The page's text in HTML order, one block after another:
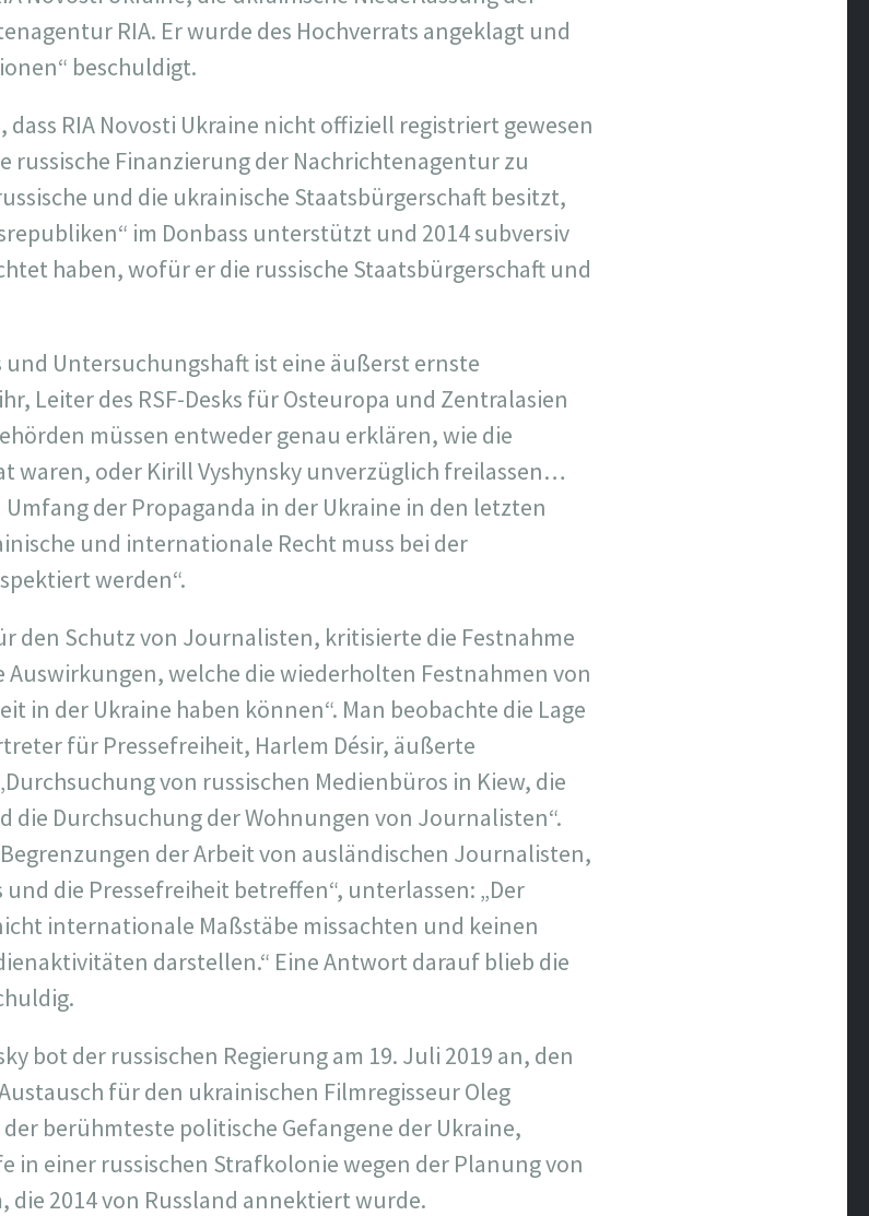
RIA. Er wurde des Hochverrats angeklagt und
beschuldigt.
RIA Novosti Ukraine nicht offiziell registriert gewesen
russische Finanzierung der Nachrichtenagentur zu
und die ukrainische Staatsbürgerschaft besitzt,
im Donbass unterstützt und 2014 subversiv
haben, wofür er die russische Staatsbürgerschaft und
und Untersuchungshaft ist eine äußerst ernste
Leiter des RSF-Desks für Osteuropa und Zentralasien
müssen entweder genau erklären, wie die
waren, oder Kirill Vyshynsky unverzüglich freilassen…
der Propaganda in der Ukraine in den letzten
und internationale Recht muss bei der
werden“.
den Schutz von Journalisten, kritisierte die Festnahme
Auswirkungen, welche die wiederholten Festnahmen von
in der Ukraine haben können“. Man beobachte die Lage
für Pressefreiheit, Harlem Désir, äußerte
von russischen Medienbüros in Kiew, die
die Durchsuchung der Wohnungen von Journalisten“.
der Arbeit von ausländischen Journalisten,
die Pressefreiheit betreffen“, unterlassen: „Der
internationale Maßstäbe missachten und keinen
darstellen.“ Eine Antwort darauf blieb die
bot der russischen Regierung am 19. Juli 2019 an, den
für den ukrainischen Filmregisseur Oleg
berühmteste politische Gefangene der Ukraine,
in einer russischen Strafkolonie wegen der Planung von
die 2014 von Russland annektiert wurde.